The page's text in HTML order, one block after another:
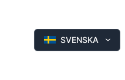
SVENSKA